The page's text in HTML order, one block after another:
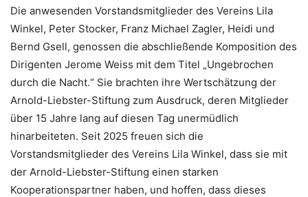
Die anwesenden Vorstandsmitglieder des Vereins Lila
Winkel, Peter Stocker, Franz Michael Zagler, Heidi und
Bernd Gsell, genossen die abschließende Komposition des
Dirigenten Jerome Weiss mit dem Titel „Ungebrochen
durch die Nacht.“ Sie brachten ihre Wertschätzung der
Arnold-Liebster-Stiftung zum Ausdruck, deren Mitglieder
über 15 Jahre lang auf diesen Tag unermüdlich
hinarbeiteten. Seit 2025 freuen sich die
Vorstandsmitglieder des Vereins Lila Winkel, dass sie mit
der Arnold-Liebster-Stiftung einen starken
Kooperationspartner haben, und hoffen, dass dieses